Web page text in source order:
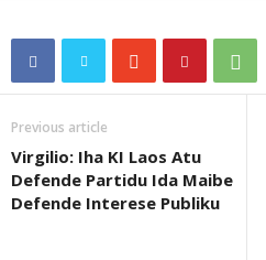
Previous article
Virgilio: Iha KI Laos Atu
Defende Partidu Ida Maibe
Defende Interese Publiku